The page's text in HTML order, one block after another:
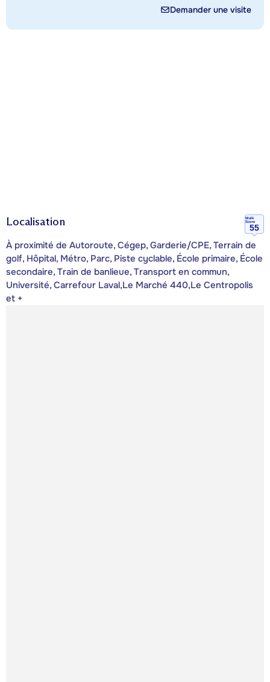
Demander une visite
Localisation
Walk
Score
55
À proximité de Autoroute, Cégep, Garderie/CPE, Terrain de
golf, Hôpital, Métro, Parc, Piste cyclable, École primaire, École
secondaire, Train de banlieue, Transport en commun,
Université, Carrefour Laval,Le Marché 440,Le Centropolis
et +